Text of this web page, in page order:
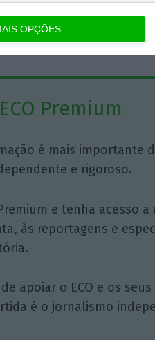
OPÇÕES
Premium
é mais importante
e rigoroso.
e tenha acesso
às reportagens e
apoiar o ECO e os seus
é o jornalismo